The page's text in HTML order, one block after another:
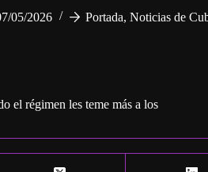
05/2026 Portada, Noticias de
el régimen les teme más a los